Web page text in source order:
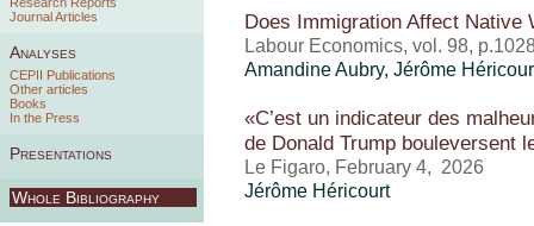
Journal Articles
Analyses
CEPII Publications
Other articles
Books
In the Press
Presentations
Whole Bibliography
Does Immigration Affect Native
Labour Economics, vol. 98,
Amandine Aubry, Jérôme
«C’est un indicateur des
de Donald Trump bouleversent
Le Figaro, February 4, 2026
Jérôme Héricourt